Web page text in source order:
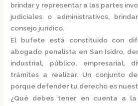
brindar y representar a las partes
judiciales o administrativos,
consejo jurídico.
El bufete está constituido con
abogado penalista en San Isidro,
industrial, público, empresarial,
trámites a realizar. Un conjunto
porque defender tu derecho es
¿Qué debes tener en cuenta a